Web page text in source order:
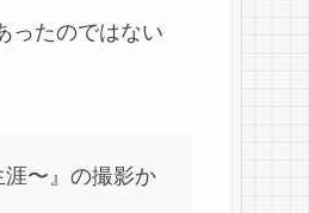
ったのではない
〜』の撮影か